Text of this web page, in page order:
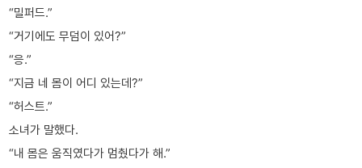
“밀퍼드.”
“거기에도 무덤이 있어?”
“응.”
“지금 네 몸이 어디 있는데?”
“허스트.”
소녀가 말했다.
“내 몸은 움직였다가 멈췄다가 해.”